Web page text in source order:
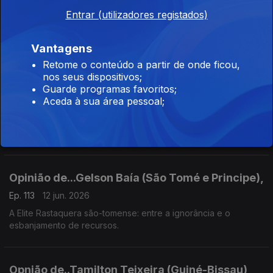
Opinião de...Rosário Luz (Cabo Verde),
"Estreia"
Opinião de...João Feijó (Moçambique),
Opinião de...Gelson Baía (São Tomé e Principe),
Ep. 113
12 jun. 2026
A Elite Rastaquera são-tomense: entre a ignorância e o
esbanjamento de recursos.
Opnião de..Tamilton Teixeira (Guiné-Bissau)
Entrar (utilizadores registados)
Vantagens
Retome o conteúdo a partir de onde ficou,
nos seus dispositivos;
Guarde programas favoritos;
Aceda à sua área pessoal;